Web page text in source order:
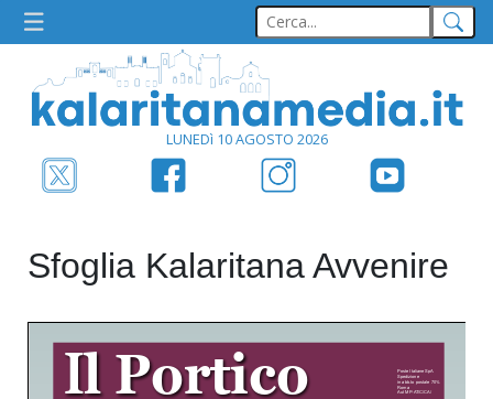
LUNEDì 10 AGOSTO 2026
Sfoglia Kalaritana Avvenire